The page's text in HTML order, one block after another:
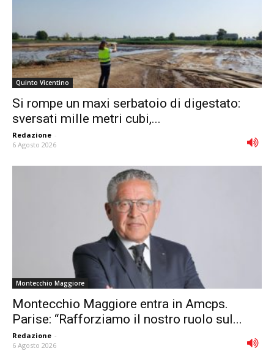
Quinto Vicentino
Si rompe un maxi serbatoio di digestato:
sversati mille metri cubi,...
Redazione -
6 Agosto 2026
Montecchio Maggiore
Montecchio Maggiore entra in Amcps.
Parise: “Rafforziamo il nostro ruolo sul...
Redazione -
6 Agosto 2026